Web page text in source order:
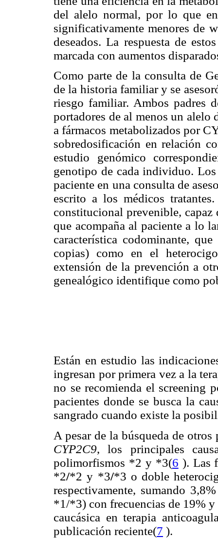
del alelo normal, por lo que
significativamente menores de
deseados. La respuesta de
marcada con aumentos
Como parte de la consulta de
de la historia familiar y se
riesgo familiar. Ambos padres
portadores de al menos un alelo
a fármacos metabolizados por
sobredosificación en relación
estudio genómico
genotipo de cada individuo.
paciente en una consulta de
escrito a los médicos
constitucional prevenible, capaz
que acompaña al paciente a lo
característica codominante,
copias) como en el
extensión de la prevención a
genealógico identifique como
Están en estudio las
ingresan por primera vez a la
no se recomienda el screening
pacientes donde se busca la
sangrado cuando existe la
A pesar de la búsqueda de
CYP2C9, los principales
polimorfismos *2 y *3(6 ). Las
*2/*2 y *3/*3 o doble
respectivamente, sumando
*1/*3) con frecuencias de 19%
caucásica en terapia
publicación reciente(7 ).